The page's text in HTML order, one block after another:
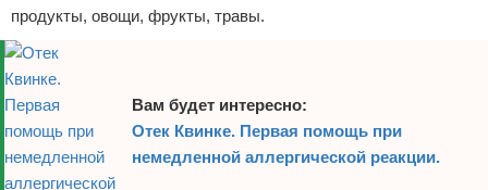
продукты, овощи, фрукты, травы.
Вам будет интересно:
Отек Квинке. Первая помощь при
немедленной аллергической реакции.